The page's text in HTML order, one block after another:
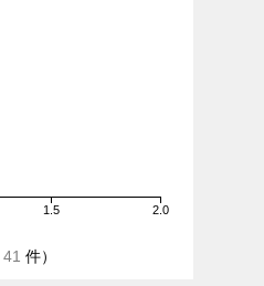
1.5 2.0
41 件）